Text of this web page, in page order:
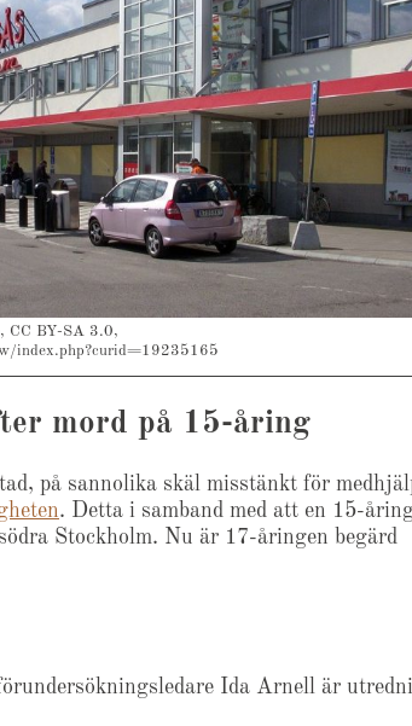
CC BY-SA 3.0,
index.php?curid=19235165
mord på 15-åring
på sannolika skäl misstänkt för
. Detta i samband med att en 15-
Stockholm. Nu är 17-åringen begärd
Ida Arnell är